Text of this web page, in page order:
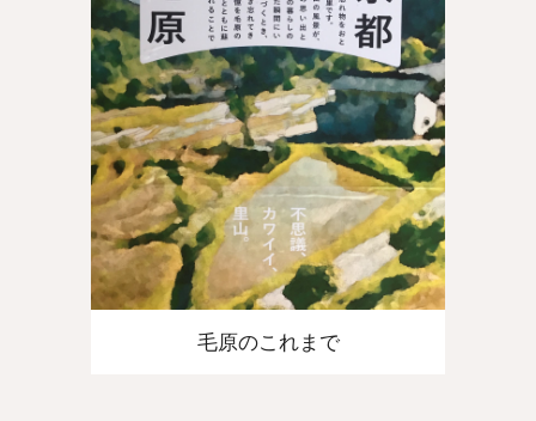
毛原のこれまで